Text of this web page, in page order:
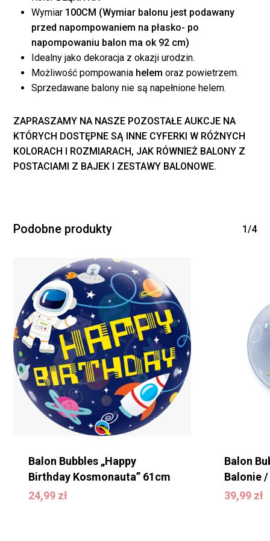
koszyku.
WRÓĆ DO SKLEPU
Wymiar 100CM (Wymiar balonu jest podawany
przed napompowaniem na płasko- po
napompowaniu balon ma ok 92 cm)
Idealny jako dekoracja z okazji urodzin.
Możliwość pompowania helem oraz powietrzem.
Sprzedawane balony nie są napełnione helem.
ZAPRASZAMY NA NASZE POZOSTAŁE AUKCJE NA
KTÓRYCH DOSTĘPNE SĄ INNE CYFERKI W RÓŻNYCH
KOLORACH I ROZMIARACH, JAK RÓWNIEŻ BALONY Z
POSTACIAMI Z BAJEK I ZESTAWY BALONOWE.
Podobne produkty 1/4
Balon Bubbles „Happy
Birthday Kosmonauta” 61cm
24,99 zł
24,99zł
Balon
Balonie
39,99 zł
39,99zł